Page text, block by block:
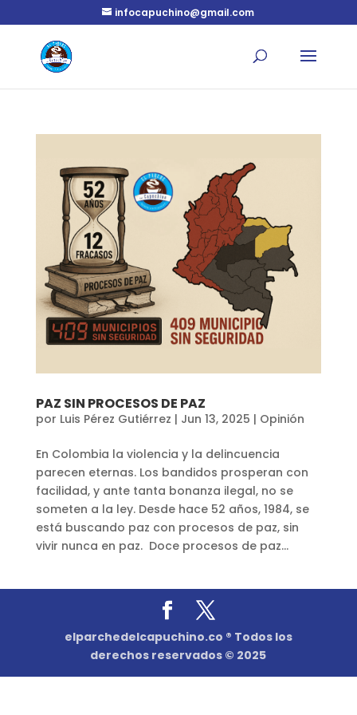
infocapuchino@gmail.com
PAZ SIN PROCESOS DE PAZ
por Luis Pérez Gutiérrez | Jun 13, 2025 | Opinión
En Colombia la violencia y la delincuencia
parecen eternas. Los bandidos prosperan con
facilidad, y ante tanta bonanza ilegal, no se
someten a la ley. Desde hace 52 años, 1984, se
está buscando paz con procesos de paz, sin
vivir nunca en paz. Doce procesos de paz...
elparchedelcapuchino.co ® Todos los
derechos reservados © 2025